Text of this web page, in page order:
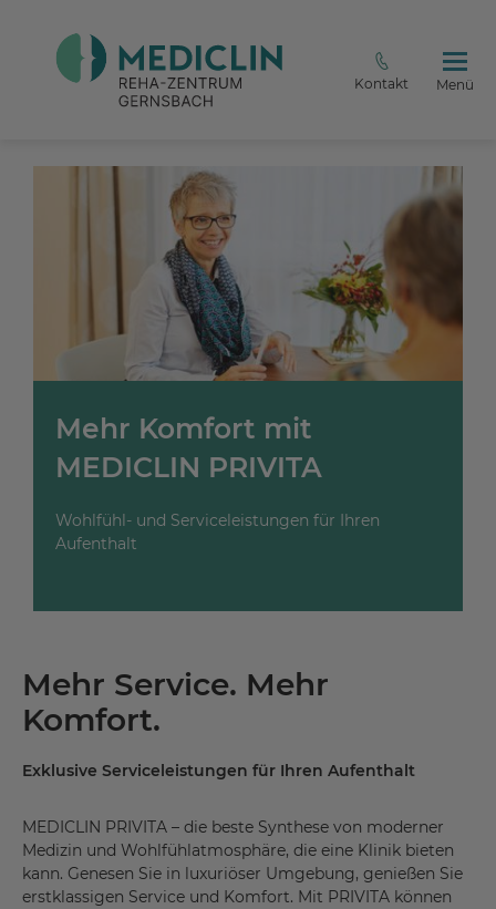
Kontakt Menü
Mehr Komfort mit
MEDICLIN PRIVITA
Wohlfühl- und Serviceleistungen für Ihren
Aufenthalt
Mehr Service. Mehr
Komfort.
Exklusive Serviceleistungen für Ihren Aufenthalt
MEDICLIN PRIVITA – die beste Synthese von moderner
Medizin und Wohlfühlatmosphäre, die eine Klinik bieten
kann. Genesen Sie in luxuriöser Umgebung, genießen Sie
erstklassigen Service und Komfort. Mit PRIVITA können